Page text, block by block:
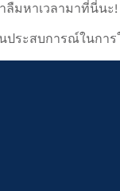
มหาเวลามาที่นี่นะ!
นประสบการณ์ในก